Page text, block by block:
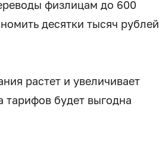
физлицам до 600
десятки тысяч рублей
растет и увеличивает
тарифов будет выгодна